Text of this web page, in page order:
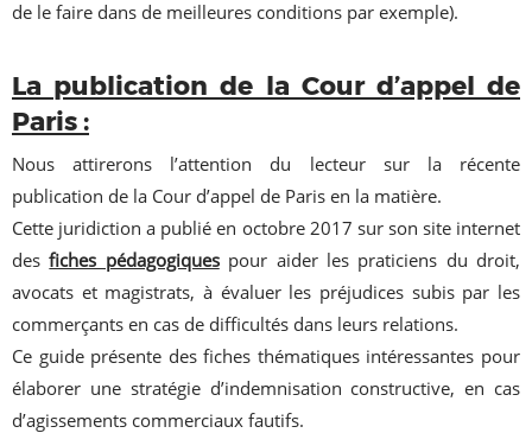
de le faire dans de meilleures conditions par exemple).
La publication de la Cour d’appel de
Paris :
Nous attirerons l’attention du lecteur sur la récente
publication de la Cour d’appel de Paris en la matière.
Cette juridiction a publié en octobre 2017 sur son site internet
desfiches pédagogiques pour aider les praticiens du droit,
avocats et magistrats, à évaluer les préjudices subis par les
commerçants en cas de difficultés dans leurs relations.
Ce guide présente des fiches thématiques intéressantes pour
élaborer une stratégie d’indemnisation constructive, en cas
d’agissements commerciaux fautifs.